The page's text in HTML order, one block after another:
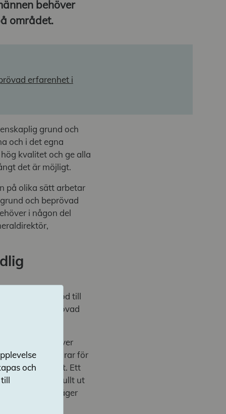
behöver
området.
erfarenhet i
grund och
och i det egna
kvalitet och ge alla
det är möjligt.
på olika sätt arbetar
och beprövad
i någon del
sätt sitt stöd till
och beprövad
behöver
som ansvarar för
erfarenhet. Ett
exempel inte fullt ut
på skolorna, säger
och